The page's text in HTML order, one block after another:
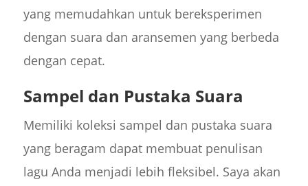
yang memudahkan untuk bereksperimen
dengan suara dan aransemen yang berbeda
dengan cepat.
Sampel dan Pustaka Suara
Memiliki koleksi sampel dan pustaka suara
yang beragam dapat membuat penulisan
lagu Anda menjadi lebih fleksibel. Saya akan